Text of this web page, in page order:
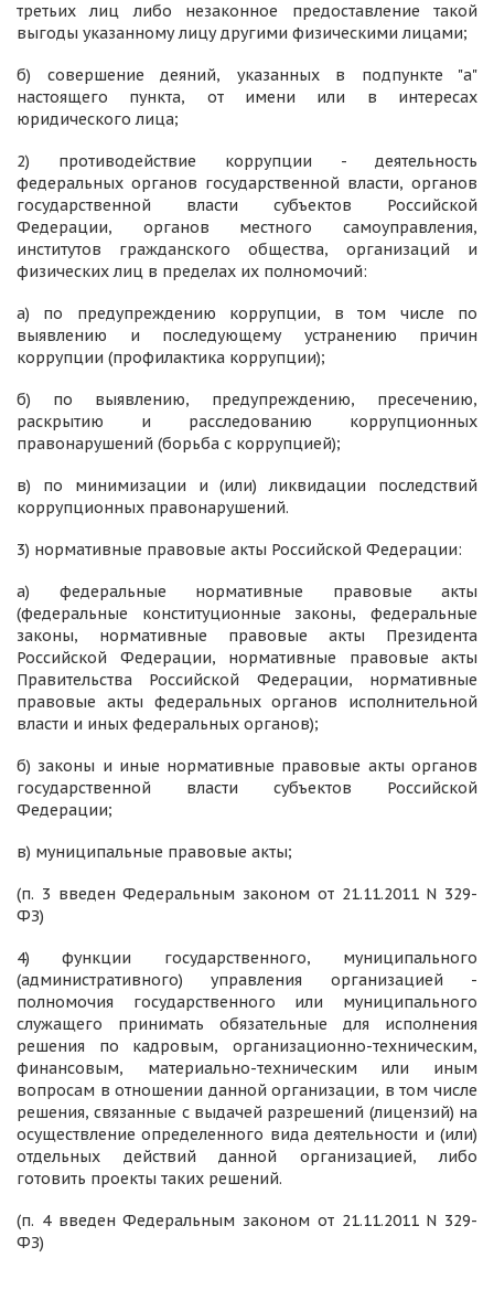
третьих лиц либо незаконное предоставление такой
выгоды указанному лицу другими физическими лицами;
б) совершение деяний, указанных в подпункте "а"
настоящего пункта, от имени или в интересах
юридического лица;
2) противодействие коррупции - деятельность
федеральных органов государственной власти, органов
государственной власти субъектов Российской
Федерации, органов местного самоуправления,
институтов гражданского общества, организаций и
физических лиц в пределах их полномочий:
а) по предупреждению коррупции, в том числе по
выявлению и последующему устранению причин
коррупции (профилактика коррупции);
б) по выявлению, предупреждению, пресечению,
раскрытию и расследованию коррупционных
правонарушений (борьба с коррупцией);
в) по минимизации и (или) ликвидации последствий
коррупционных правонарушений.
3) нормативные правовые акты Российской Федерации:
а) федеральные нормативные правовые акты
(федеральные конституционные законы, федеральные
законы, нормативные правовые акты Президента
Российской Федерации, нормативные правовые акты
Правительства Российской Федерации, нормативные
правовые акты федеральных органов исполнительной
власти и иных федеральных органов);
б) законы и иные нормативные правовые акты органов
государственной власти субъектов Российской
Федерации;
в) муниципальные правовые акты;
(п. 3 введен Федеральным законом от 21.11.2011 N 329-
ФЗ)
4) функции государственного, муниципального
(административного) управления организацией -
полномочия государственного или муниципального
служащего принимать обязательные для исполнения
решения по кадровым, организационно-техническим,
финансовым, материально-техническим или иным
вопросам в отношении данной организации, в том числе
решения, связанные с выдачей разрешений (лицензий) на
осуществление определенного вида деятельности и (или)
отдельных действий данной организацией, либо
готовить проекты таких решений.
(п. 4 введен Федеральным законом от 21.11.2011 N 329-
ФЗ)